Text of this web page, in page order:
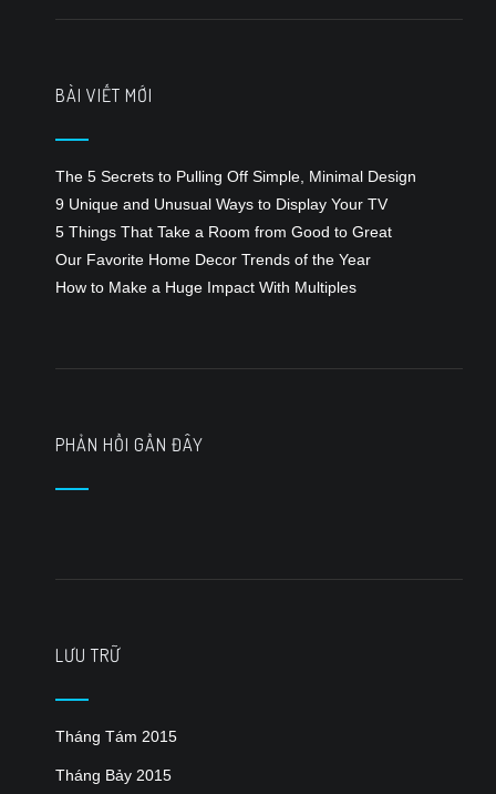
BÀI VIẾT MỚI
The 5 Secrets to Pulling Off Simple, Minimal Design
9 Unique and Unusual Ways to Display Your TV
5 Things That Take a Room from Good to Great
Our Favorite Home Decor Trends of the Year
How to Make a Huge Impact With Multiples
PHẢN HỒI GẦN ĐÂY
LƯU TRỮ
Tháng Tám 2015
Tháng Bảy 2015